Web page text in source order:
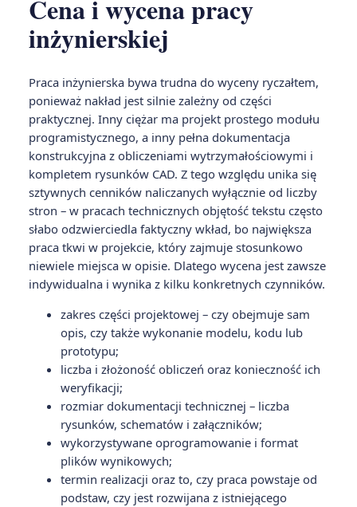
Cena i wycena pracy
inżynierskiej
Praca inżynierska bywa trudna do wyceny ryczałtem,
ponieważ nakład jest silnie zależny od części
praktycznej. Inny ciężar ma projekt prostego modułu
programistycznego, a inny pełna dokumentacja
konstrukcyjna z obliczeniami wytrzymałościowymi i
kompletem rysunków CAD. Z tego względu unika się
sztywnych cenników naliczanych wyłącznie od liczby
stron – w pracach technicznych objętość tekstu często
słabo odzwierciedla faktyczny wkład, bo największa
praca tkwi w projekcie, który zajmuje stosunkowo
niewiele miejsca w opisie. Dlatego wycena jest zawsze
indywidualna i wynika z kilku konkretnych czynników.
zakres części projektowej – czy obejmuje sam
opis, czy także wykonanie modelu, kodu lub
prototypu;
liczba i złożoność obliczeń oraz konieczność ich
weryfikacji;
rozmiar dokumentacji technicznej – liczba
rysunków, schematów i załączników;
wykorzystywane oprogramowanie i format
plików wynikowych;
termin realizacji oraz to, czy praca powstaje od
podstaw, czy jest rozwijana z istniejącego